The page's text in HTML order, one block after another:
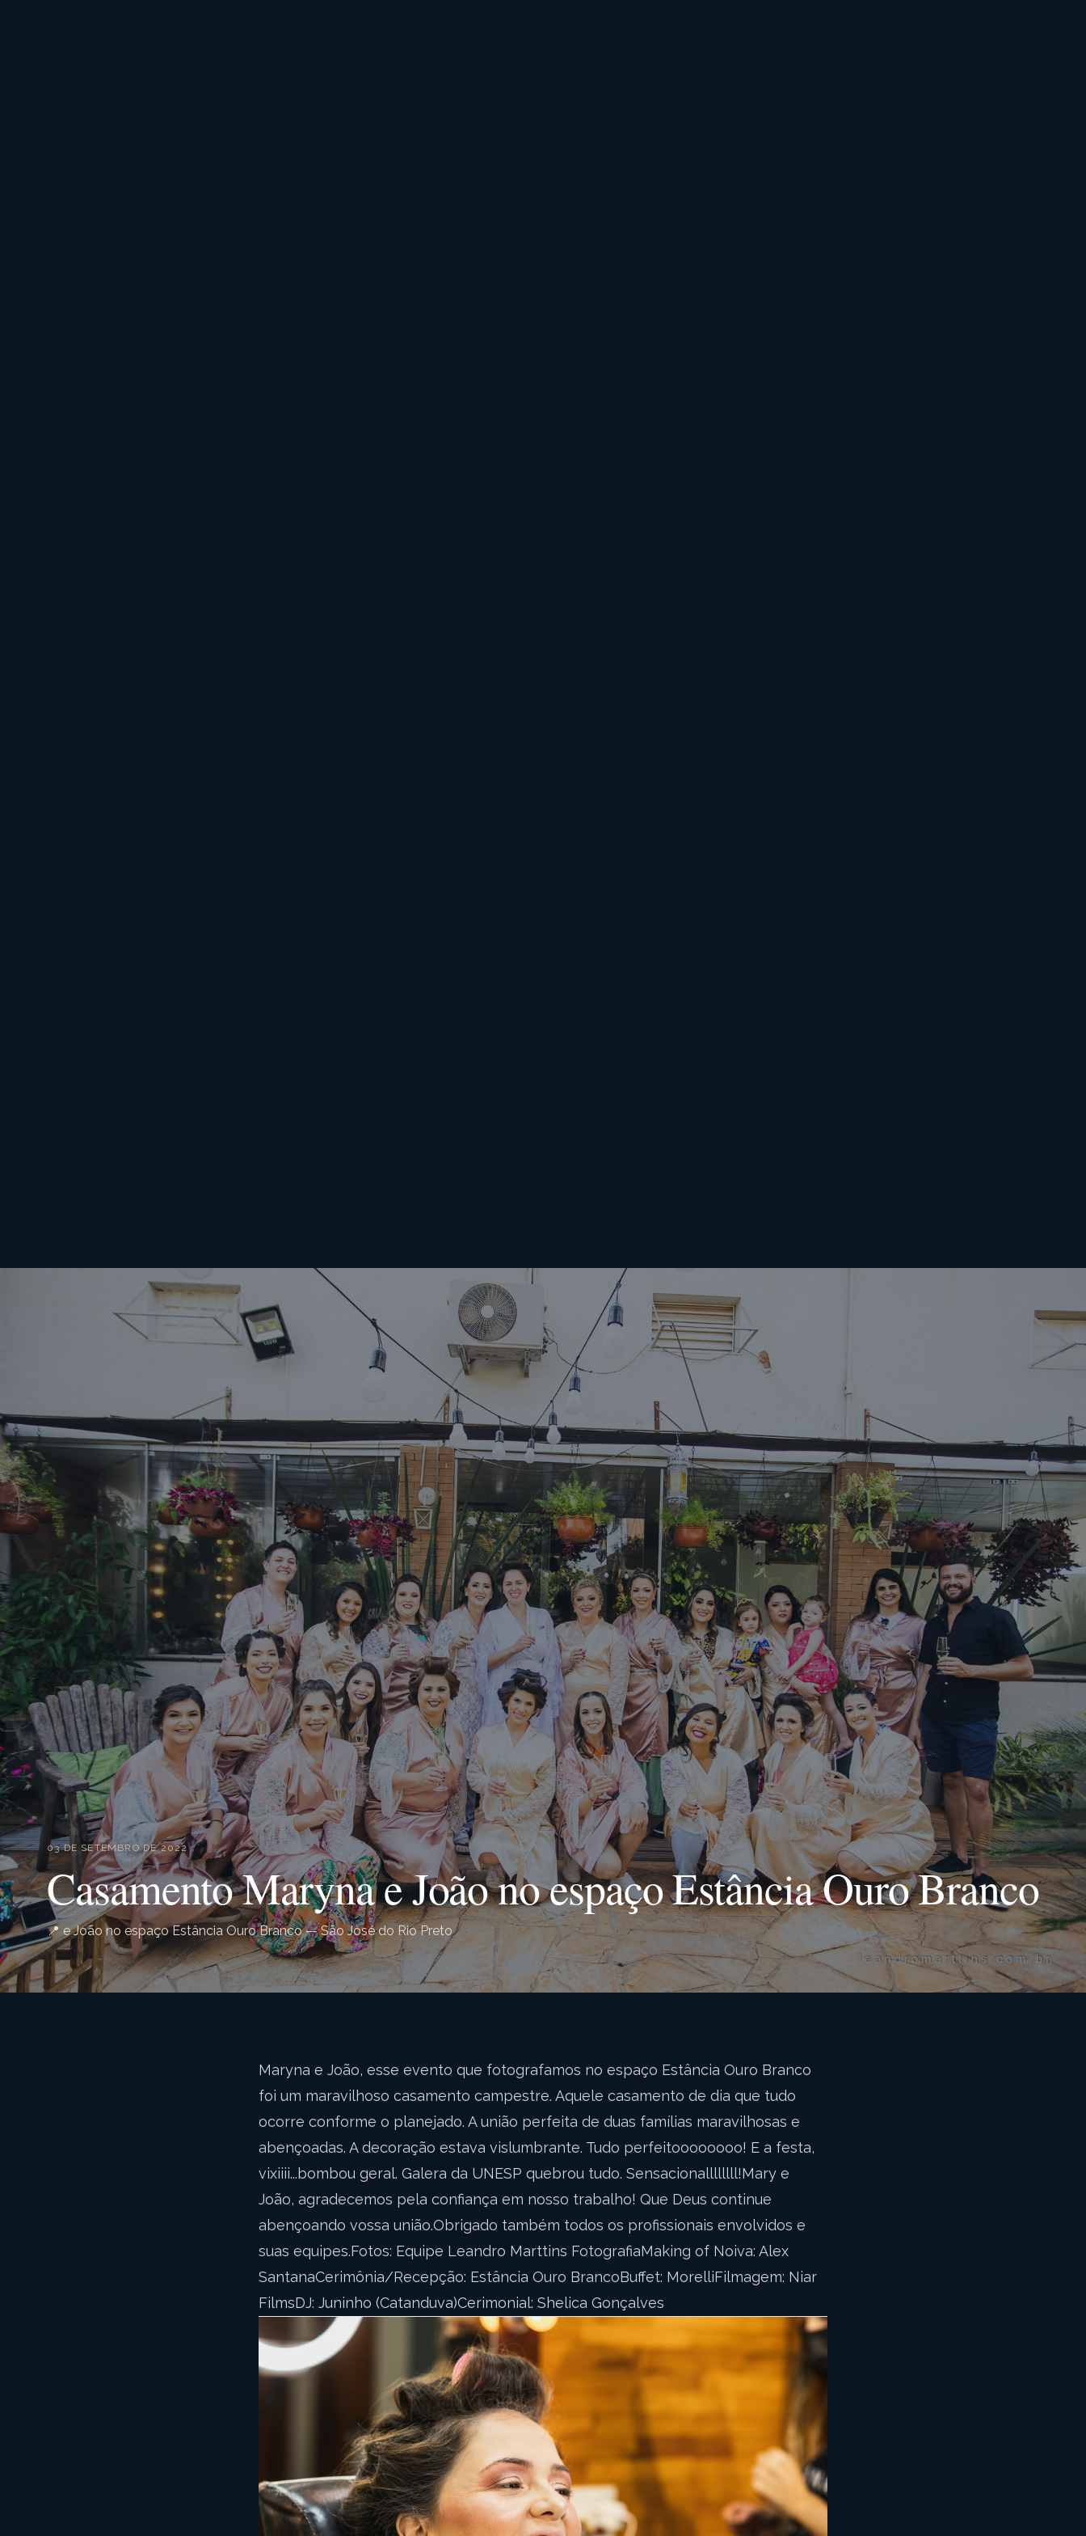
03 DE SETEMBRO DE 2022
Casamento Maryna e João no espaço Estância Ouro Branco
📍 e João no espaço Estância Ouro Branco — São José do Rio Preto
Maryna e João, esse evento que fotografamos no espaço Estância Ouro Branco
foi um maravilhoso casamento campestre. Aquele casamento de dia que tudo
ocorre conforme o planejado. A união perfeita de duas famílias maravilhosas e
abençoadas. A decoração estava vislumbrante. Tudo perfeitoooooooo! E a festa,
vixiiii...bombou geral. Galera da UNESP quebrou tudo. Sensacionallllllll!Mary e
João, agradecemos pela confiança em nosso trabalho! Que Deus continue
abençoando vossa união.Obrigado também todos os profissionais envolvidos e
suas equipes.Fotos: Equipe Leandro Marttins FotografiaMaking of Noiva: Alex
SantanaCerimônia/Recepção: Estância Ouro BrancoBuffet: MorelliFilmagem: Niar
FilmsDJ: Juninho (Catanduva)Cerimonial: Shelica Gonçalves